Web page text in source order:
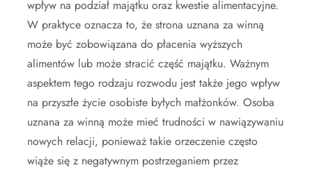
wpływ na podział majątku oraz kwestie alimentacyjne.
W praktyce oznacza to, że strona uznana za winną
może być zobowiązana do płacenia wyższych
alimentów lub może stracić część majątku. Ważnym
aspektem tego rodzaju rozwodu jest także jego wpływ
na przyszłe życie osobiste byłych małżonków. Osoba
uznana za winną może mieć trudności w nawiązywaniu
nowych relacji, ponieważ takie orzeczenie często
wiąże się z negatywnym postrzeganiem przez